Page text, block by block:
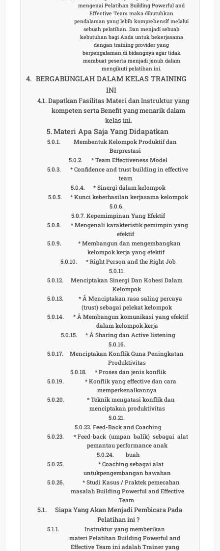
mengenai Pelatihan Building Powerful and
Effective Team maka dibutuhkan
pendalaman yang lebih komprehensif melalui
sebuah pelatihan. Dan menjadi sebuah
kebutuhan bagi Anda untuk bekerjasama
dengan training provider yang
berpengalaman di bidangnya agar tidak
membuat peserta menjadi jenuh dalam
mengikuti pelatihan ini.
BERGABUNGLAH DALAM KELAS TRAINING
INI
Dapatkan Fasilitas Materi dan Instruktur yang
kompeten serta Benefit yang menarik dalam
kelas ini.
Materi Apa Saja Yang Didapatkan
Membentuk Kelompok Produktif dan
Berprestasi
* Team Effectiveness Model
* Confidence and trust building in effective
team
* Sinergi dalam kelompok
* Kunci keberhasilan kerjasama kelompok
Kepemimpinan Yang Efektif
* Mengenali karakteristik pemimpin yang
efektif
* Membangun dan mengembangkan
kelompok kerja yang efektif
* Right Person and the Right Job
Menciptakan Sinergi Dan Kohesi Dalam
Kelompok
* Â Menciptakan rasa saling percaya
(trust) sebagai pelekat kelompok
* Â Membangun komunikasi yang efektif
dalam kelompok kerja
* Â Sharing dan Active listening
Menciptakan Konflik Guna Peningkatan
Produktivitas
* Proses dan jenis konflik
* Konflik yang effective dan cara
memperkenalkannya
* Teknik mengatasi konflik dan
menciptakan produktivitas
Feed-Back and Coaching
* Feed-back (umpan balik) sebagai alat
pemantau performance anak
buah
* Coaching sebagai alat
untukpengembangan bawahan
* Studi Kasus / Praktek pemecahan
masalah Building Powerful and Effective
Team
Siapa Yang Akan Menjadi Pembicara Pada
Pelatihan ini ?
Instruktur yang memberikan
materi Pelatihan Building Powerful and
Effective Team ini adalah Trainer yang